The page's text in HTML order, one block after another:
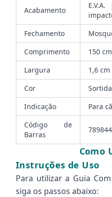
Acabamento
Fechamento
Comprimento
150 cm
Largura
1,6 cm
Cor
Sortida
Indicação
Para
Código de
Barras
Como
Instruções de Uso
Para utilizar a Guia
siga os passos abaixo: